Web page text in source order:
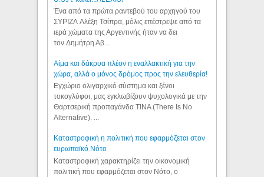
Ένα από τα πρώτα ραντεβού του αρχηγού του
ΣΥΡΙΖΑ Αλέξη Τσίπρα, μόλις επέστρεψε από τα
ιερά χώματα της Αργεντινής ήταν να δει
τον Δημήτρη Αβ...
Αίμα και δάκρυα πλέον η εναλλακτική για την
χώρα, αλλά ο μόνος δρόμος προς την ελευθερία!
Εγχώριο ολιγαρχικό σύστημα και ξένοι
τοκογλύφοι, μας εγκλωβίζουν ψυχολογικά με την
Θαρτσερική προπαγάνδα TINA (There Is No
Alternative). ...
Καταστροφική η πολιτική που εφαρμόζεται στον
ευρωπαϊκό Νότο
Καταστροφική χαρακτηρίζει την οικονομική
πολιτική που εφαρμόζεται στον Νότο, ο